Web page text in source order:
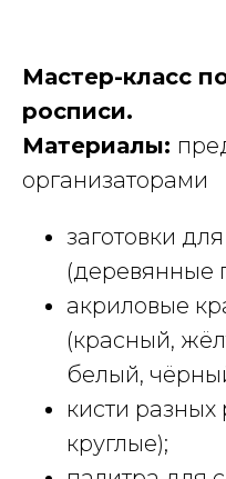
Мастер-класс
росписи.
Материалы:
организаторами
заготовки
(деревянные
акриловые
(красный,
белый,
кисти разных
круглые);